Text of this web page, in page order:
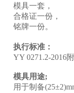
模具一套，
合格证一份，
铭牌一份。
执行标准：
YY 0271.2-2016
模具用途;
用于制备